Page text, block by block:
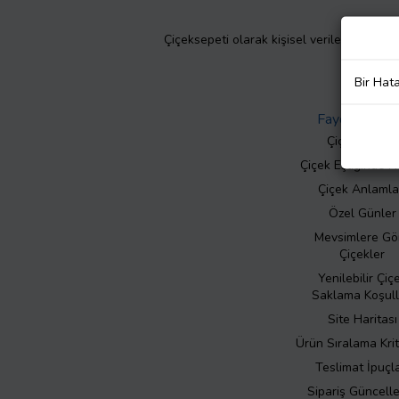
Çiçeksepeti olarak kişisel verilerinizin
Faydalı Bilgiler
Çiçek Bakımı
Çiçek Eşliğinde
Çiçek
Özel Günler
Mevsimlere
Çiçekler
Yenilebilir
Saklama
Site Haritası
Ürün Sıralama
Teslimat
Sipariş
Bir